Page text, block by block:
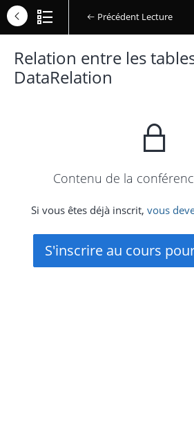
Précédent Lecture
Relation entre les
DataRelation
Contenu de la
Si vous êtes déjà inscrit, vous
S'inscrire au cours